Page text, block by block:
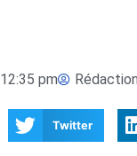
12:35 pm
Twitter